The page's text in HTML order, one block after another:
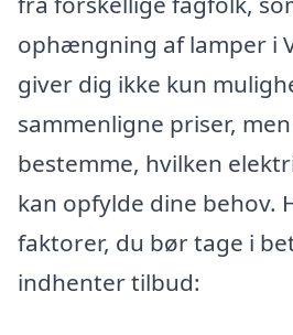
ophængning af lamper i
giver dig ikke kun
sammenligne priser,
bestemme, hvilken
kan opfylde dine behov.
faktorer, du bør tage i
indhenter tilbud: